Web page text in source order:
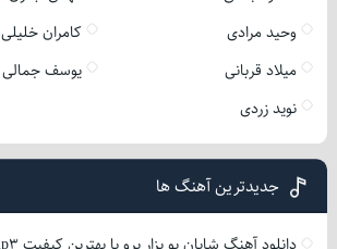
وحید مرادی
کامران خلیلی
میلاد قربانی
یوسف جمالی
نوید زردی
جدیدترین آهنگ ها